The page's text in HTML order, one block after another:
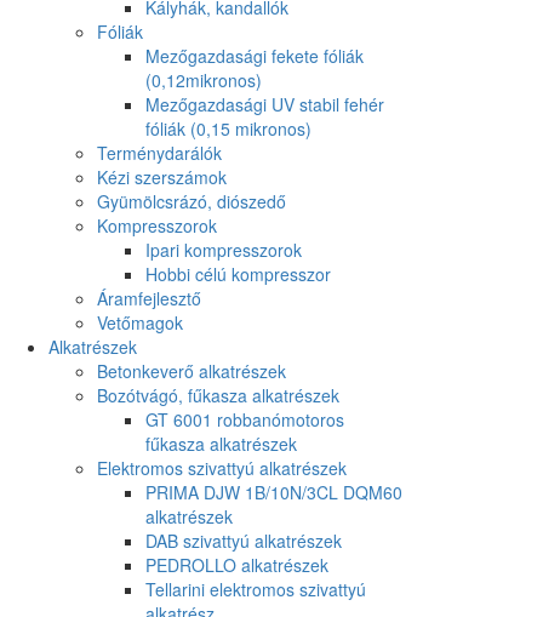
Kályhák, kandallók
Fóliák
Mezőgazdasági fekete fóliák
(0,12mikronos)
Mezőgazdasági UV stabil fehér
fóliák (0,15 mikronos)
Terménydarálók
Kézi szerszámok
Gyümölcsrázó, diószedő
Kompresszorok
Ipari kompresszorok
Hobbi célú kompresszor
Áramfejlesztő
Vetőmagok
Alkatrészek
Betonkeverő alkatrészek
Bozótvágó, fűkasza alkatrészek
GT 6001 robbanómotoros
fűkasza alkatrészek
Elektromos szivattyú alkatrészek
PRIMA DJW 1B/10N/3CL DQM60
alkatrészek
DAB szivattyú alkatrészek
PEDROLLO alkatrészek
Tellarini elektromos szivattyú